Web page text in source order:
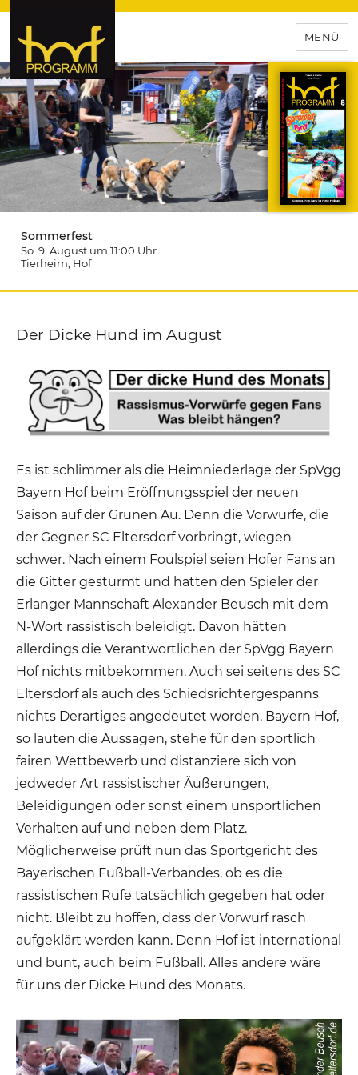
hof-programm – das
Veranstaltungsportal für
Hochfranken
MENÜ
Sommerfest
So. 9. August um 11:00 Uhr
Tierheim , Hof
Der Dicke Hund im August
Es ist schlimmer als die Heimniederlage der SpVgg
Bayern Hof beim Eröffnungsspiel der neuen
Saison auf der Grünen Au. Denn die Vorwürfe, die
der Gegner SC Eltersdorf vorbringt, wiegen
schwer. Nach einem Foulspiel seien Hofer Fans an
die Gitter gestürmt und hätten den Spieler der
Erlanger Mannschaft Alexander Beusch mit dem
N-Wort rassistisch beleidigt. Davon hätten
allerdings die Verantwortlichen der SpVgg Bayern
Hof nichts mitbekommen. Auch sei seitens des SC
Eltersdorf als auch des Schiedsrichtergespanns
nichts Derartiges angedeutet worden. Bayern Hof,
so lauten die Aussagen, stehe für den sportlich
fairen Wettbewerb und distanziere sich von
jedweder Art rassistischer Äußerungen,
Beleidigungen oder sonst einem unsportlichen
Verhalten auf und neben dem Platz.
Möglicherweise prüft nun das Sportgericht des
Bayerischen Fußball-Verbandes, ob es die
rassistischen Rufe tatsächlich gegeben hat oder
nicht. Bleibt zu hoffen, dass der Vorwurf rasch
aufgeklärt werden kann. Denn Hof ist international
und bunt, auch beim Fußball. Alles andere wäre
für uns der Dicke Hund des Monats.